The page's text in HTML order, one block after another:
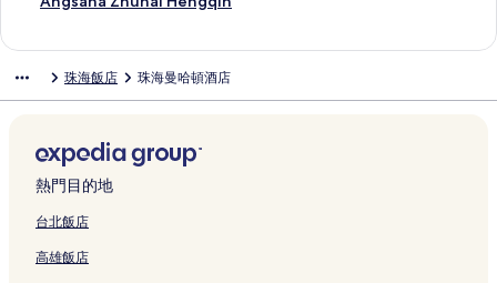
結
a
i
y
u
e
e
g
n
P
o
r
的
r
I
H
G
的
結
o
l
的
連
結
i
n
g
b
e
b
n
n
的
連
結
i
a
y
的
連
M
e
o
p
a
r
H
t
的
連
結
的
的
h
J
i
n
s
i
M
a
i
o
t
t
h
t
Z
h
u
h
i
a
o
t
e
l
連
o
l
的
連
結
y
n
d
h
a
Z
a
e
Z
h
u
a
n
b
i
t
a
H
n
h
u
h
a
H
珠海飯店 珠海曼哈頓酒店
熱門目的地
台北飯店
高雄飯店